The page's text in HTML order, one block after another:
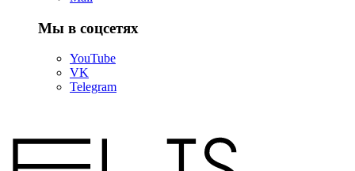
Мы в соцсетях
YouTube
VK
Telegram